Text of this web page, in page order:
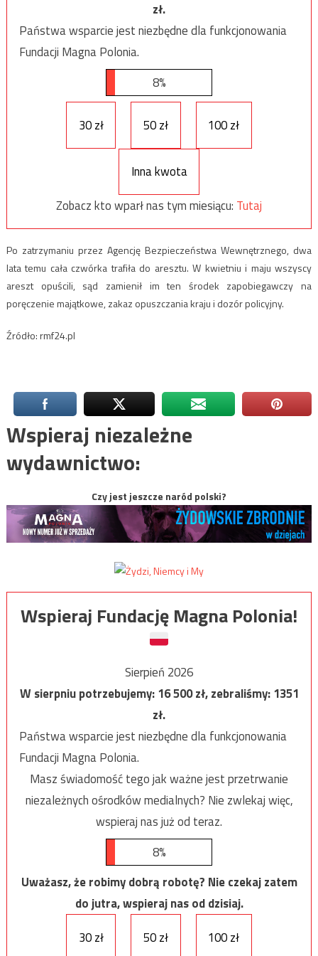
zł.
Państwa wsparcie jest niezbędne dla funkcjonowania
Fundacji Magna Polonia.
8%
30 zł 50 zł 100 zł
Inna kwota
Zobacz kto wparł nas tym miesiącu: Tutaj
Po zatrzymaniu przez Agencję Bezpieczeństwa Wewnętrznego, dwa
lata temu cała czwórka trafiła do aresztu. W kwietniu i maju wszyscy
areszt opuścili, sąd zamienił im ten środek zapobiegawczy na
poręczenie majątkowe, zakaz opuszczania kraju i dozór policyjny.
Źródło: rmf24.pl
Wspieraj niezależne
wydawnictwo:
Czy jest jeszcze naród polski?
Wspieraj Fundację Magna Polonia!
Sierpień 2026
W sierpniu potrzebujemy:16 500zł, zebraliśmy:1351
zł.
Państwa wsparcie jest niezbędne dla funkcjonowania
Fundacji Magna Polonia.
Masz świadomość tego jak ważne jest przetrwanie
niezależnych ośrodków medialnych? Nie zwlekaj więc,
wspieraj nas już od teraz.
8%
Uważasz, że robimy dobrą robotę? Nie czekaj zatem
do jutra, wspieraj nas od dzisiaj.
30 zł
50 zł 100 zł